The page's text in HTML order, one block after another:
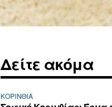
Δείτε ακόμα
ΚΟΡΙΝΘΊΑ